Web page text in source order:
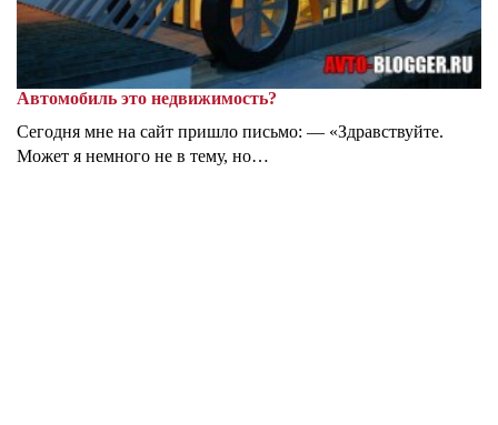
Автомобиль это недвижимость?
Сегодня мне на сайт пришло письмо: — «Здравствуйте.
Может я немного не в тему, но…